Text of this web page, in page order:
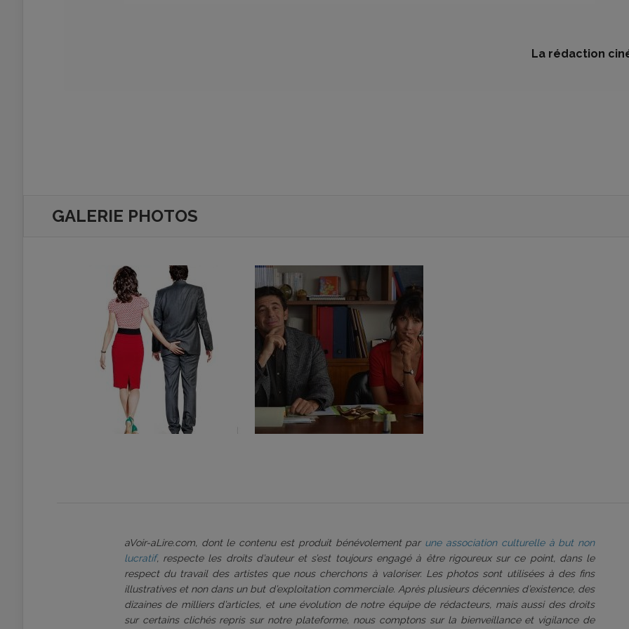
La rédaction
GALERIE PHOTOS
aVoir-aLire.com, dont le contenu est produit bénévolement par une association culturelle à but non
lucratif, respecte les droits d’auteur et s’est toujours engagé à être rigoureux sur ce point, dans le
respect du travail des artistes que nous cherchons à valoriser. Les photos sont utilisées à des fins
illustratives et non dans un but d’exploitation commerciale. Après plusieurs décennies d’existence, des
dizaines de milliers d’articles, et une évolution de notre équipe de rédacteurs, mais aussi des droits
sur certains clichés repris sur notre plateforme, nous comptons sur la bienveillance et vigilance de